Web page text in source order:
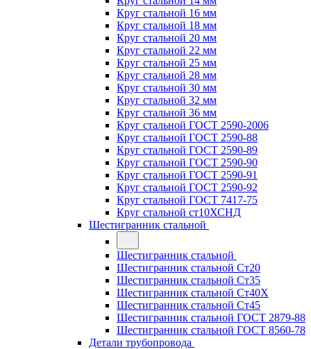
Круг стальной 16 мм
Круг стальной 18 мм
Круг стальной 20 мм
Круг стальной 22 мм
Круг стальной 25 мм
Круг стальной 28 мм
Круг стальной 30 мм
Круг стальной 32 мм
Круг стальной 36 мм
Круг стальной ГОСТ 2590-2006
Круг стальной ГОСТ 2590-88
Круг стальной ГОСТ 2590-89
Круг стальной ГОСТ 2590-90
Круг стальной ГОСТ 2590-91
Круг стальной ГОСТ 2590-92
Круг стальной ГОСТ 7417-75
Круг стальной ст10ХСНД
Шестигранник стальной
Шестигранник стальной
Шестигранник стальной Ст20
Шестигранник стальной Ст35
Шестигранник стальной Ст40Х
Шестигранник стальной Ст45
Шестигранник стальной ГОСТ 2879-88
Шестигранник стальной ГОСТ 8560-78
Детали трубопровода